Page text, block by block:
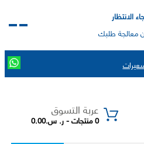
الانتظار
معالجة طلبك
عربة التسوق
0 منتجات - ر. س.0.00